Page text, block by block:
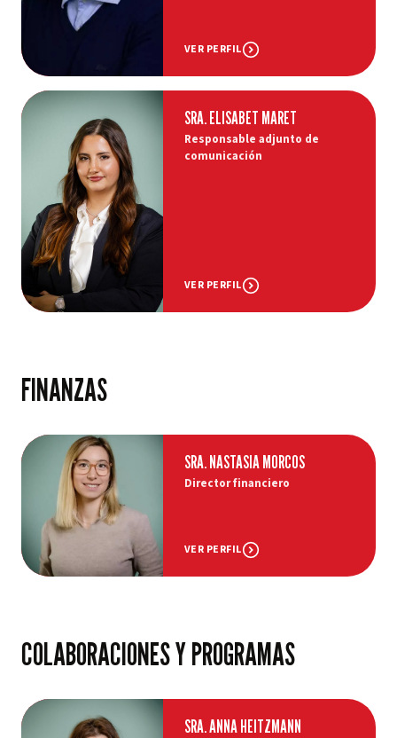
VER PERFIL
SRA. ELISABET MARET
Responsable adjunto de
comunicación
VER PERFIL
FINANZAS
SRA. NASTASIA MORCOS
Director financiero
VER PERFIL
COLABORACIONES Y PROGRAMAS
SRA. ANNA HEITZMANN